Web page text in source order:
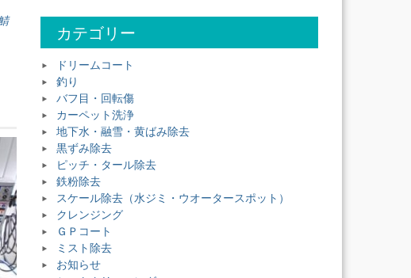
カテゴリー
ドリームコート
釣り
バフ目・回転傷
カーペット洗浄
地下水・融雪・黄ばみ除去
黒ずみ除去
ピッチ・タール除去
鉄粉除去
スケール除去（水ジミ・ウオータースポット）
クレンジング
ＧＰコート
ミスト除去
お知らせ